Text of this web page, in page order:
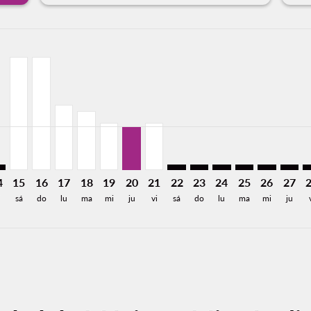
15
sá
16
do
17
lu
18
ma
19
mi
20
ju
21
vi
MEX–MSP: cmp-view-
22
sá
MEX–MSP: cmp-
23
do
MEX–MSP: cmp-
24
lu
MEX–MSP:
25
ma
26
mi
27
ju